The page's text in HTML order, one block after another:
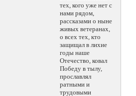
тех, кого уже нет с
нами рядом,
рассказами о ныне
живых ветеранах,
о всех тех, кто
защищал в лихие
годы наше
Отечество, ковал
Победу в тылу,
прославлял
ратными и
трудовыми